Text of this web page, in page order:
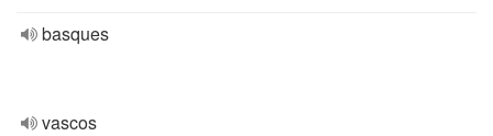
basques
vascos